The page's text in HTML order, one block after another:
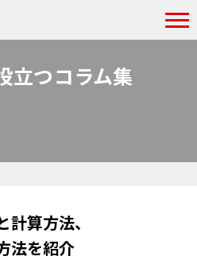
立つコラム集
算方法、
法を紹介